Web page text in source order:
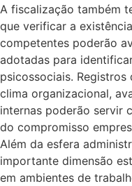
A fiscalização também
que verificar a
competentes poderão
adotadas para
psicossociais.
clima organizacional,
internas poderão servir
do compromisso
Além da esfera
importante dimensão
em ambientes de